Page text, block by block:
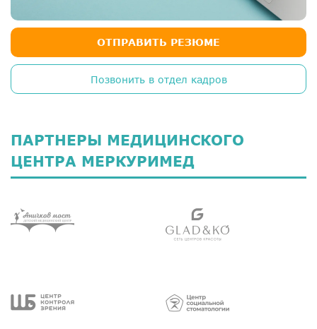
ОТПРАВИТЬ РЕЗЮМЕ
Позвонить в отдел кадров
ПАРТНЕРЫ МЕДИЦИНСКОГО
ЦЕНТРА МЕРКУРИМЕД